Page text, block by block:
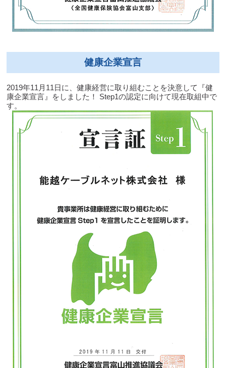
健康企業宣言
2019年11月11日に、健康経営に取り組むことを決意して『健
康企業宣言』をしました！ Step1の認定に向けて現在取組中で
す。